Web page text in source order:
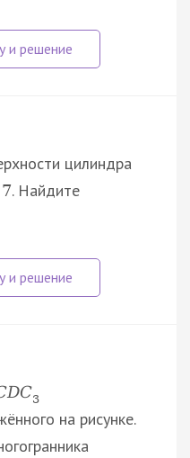
цилиндра
7. Найдите
DC3
на рисунке.